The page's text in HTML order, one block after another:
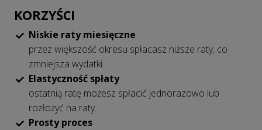
KORZYŚCI
Niskie raty miesięczne
przez większość okresu spłacasz niższe raty, co
zmniejsza wydatki.
Elastyczność spłaty
ostatnią ratę możesz spłacić jednorazowo lub
rozłożyć na raty.
Prosty proces